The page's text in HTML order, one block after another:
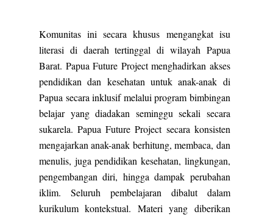
Komunitas ini secara khusus mengangkat isu
literasi di daerah tertinggal di wilayah Papua
Barat. Papua Future Project menghadirkan akses
pendidikan dan kesehatan untuk anak-anak di
Papua secara inklusif melalui program bimbingan
belajar yang diadakan seminggu sekali secara
sukarela. Papua Future Project secara konsisten
mengajarkan anak-anak berhitung, membaca, dan
menulis, juga pendidikan kesehatan, lingkungan,
pengembangan diri, hingga dampak perubahan
iklim. Seluruh pembelajaran dibalut dalam
kurikulum kontekstual. Materi yang diberikan